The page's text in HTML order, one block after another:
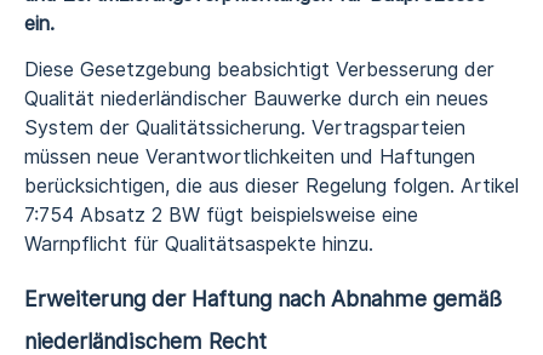
ein.
Diese Gesetzgebung beabsichtigt Verbesserung der
Qualität niederländischer Bauwerke durch ein neues
System der Qualitätssicherung. Vertragsparteien
müssen neue Verantwortlichkeiten und Haftungen
berücksichtigen, die aus dieser Regelung folgen. Artikel
7:754 Absatz 2 BW fügt beispielsweise eine
Warnpflicht für Qualitätsaspekte hinzu.
Erweiterung der Haftung nach Abnahme gemäß
niederländischem Recht